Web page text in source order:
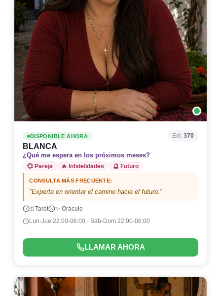
DISPONIBLE AHORA
BLANCA
¿Qué me espera en los próximos meses?
Ext. 370
💞 Pareja 🔥 Infidelidades 🔮 Futuro
CONSULTA MÁS FRECUENTE:
"Experta en orientar el camino hacia el futuro."
🃏 Tarot
✨ Oráculo
Lun-Jue 22:00-06:00 · Sáb-Dom 22:00-06:00
LLAMAR AHORA